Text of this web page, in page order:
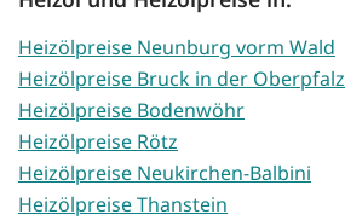
Heizölpreise Neunburg vorm Wald
Heizölpreise Bruck in der Oberpfalz
Heizölpreise Bodenwöhr
Heizölpreise Rötz
Heizölpreise Neukirchen-Balbini
Heizölpreise Thanstein